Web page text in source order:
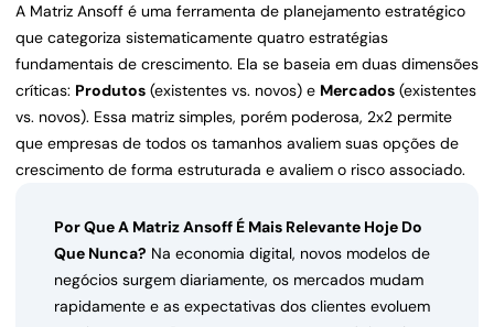
A Matriz Ansoff é uma ferramenta de planejamento estratégico
que categoriza sistematicamente quatro estratégias
fundamentais de crescimento. Ela se baseia em duas dimensões
críticas: Produtos (existentes vs. novos) e Mercados (existentes
vs. novos). Essa matriz simples, porém poderosa, 2x2 permite
que empresas de todos os tamanhos avaliem suas opções de
crescimento de forma estruturada e avaliem o risco associado.
Por Que A Matriz Ansoff É Mais Relevante Hoje Do
Que Nunca? Na economia digital, novos modelos de
negócios surgem diariamente, os mercados mudam
rapidamente e as expectativas dos clientes evoluem